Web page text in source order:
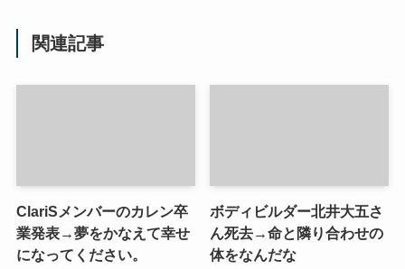
関連記事
ClariSメンバーのカレン卒
業発表→夢をかなえて幸せ
になってください。
ボディビルダー北井大五さ
ん死去→命と隣り合わせの
体をなんだな